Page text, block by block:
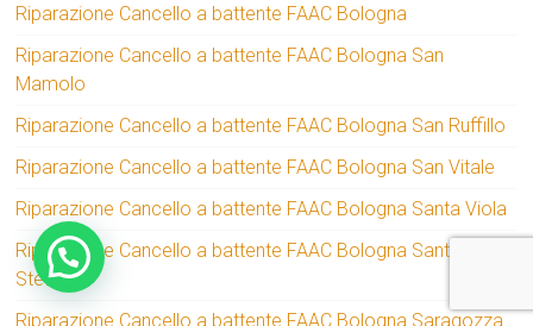
Riparazione Cancello a battente FAAC Bologna
Riparazione Cancello a battente FAAC Bologna San
Mamolo
Riparazione Cancello a battente FAAC Bologna San Ruffillo
Riparazione Cancello a battente FAAC Bologna San Vitale
Riparazione Cancello a battente FAAC Bologna Santa Viola
Riparazione Cancello a battente FAAC Bologna Santo
Stefano
Riparazione Cancello a battente FAAC Bologna Saragozza